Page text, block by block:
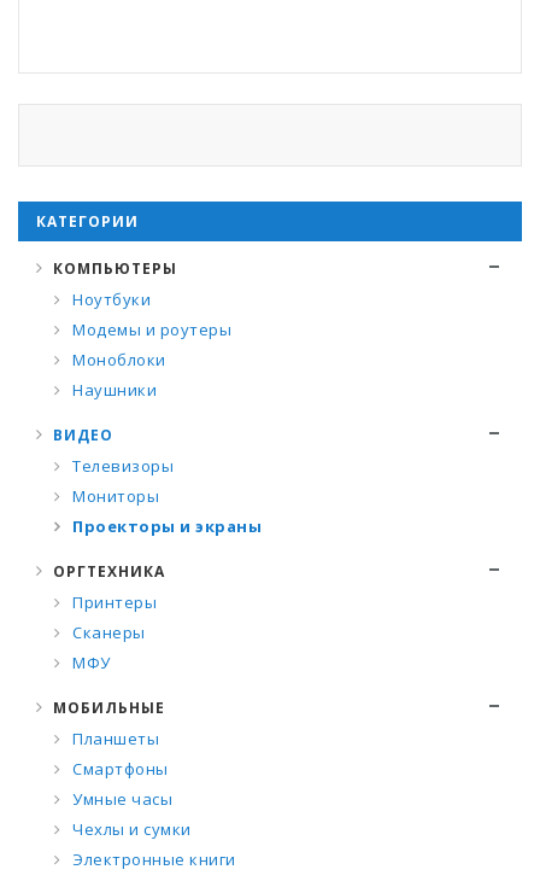
КАТЕГОРИИ
КОМПЬЮТЕРЫ
Ноутбуки
Модемы и роутеры
Моноблоки
Наушники
ВИДЕО
Телевизоры
Мониторы
Проекторы и экраны
ОРГТЕХНИКА
Принтеры
Сканеры
МФУ
МОБИЛЬНЫЕ
Планшеты
Смартфоны
Умные часы
Чехлы и сумки
Электронные книги